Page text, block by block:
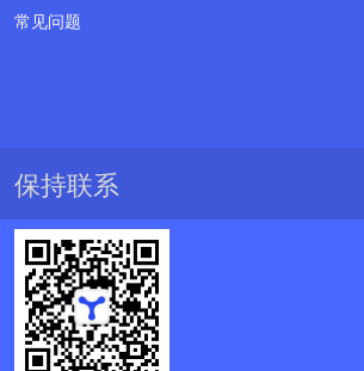
常见问题
保持联系